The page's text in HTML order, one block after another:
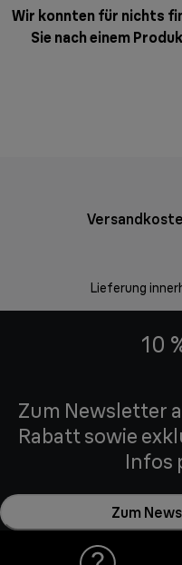
Wir konnten für nichts
Sie nach einem
Lieferung
10
Zum Newsletter
Rabatt sowie
Infos
Zum